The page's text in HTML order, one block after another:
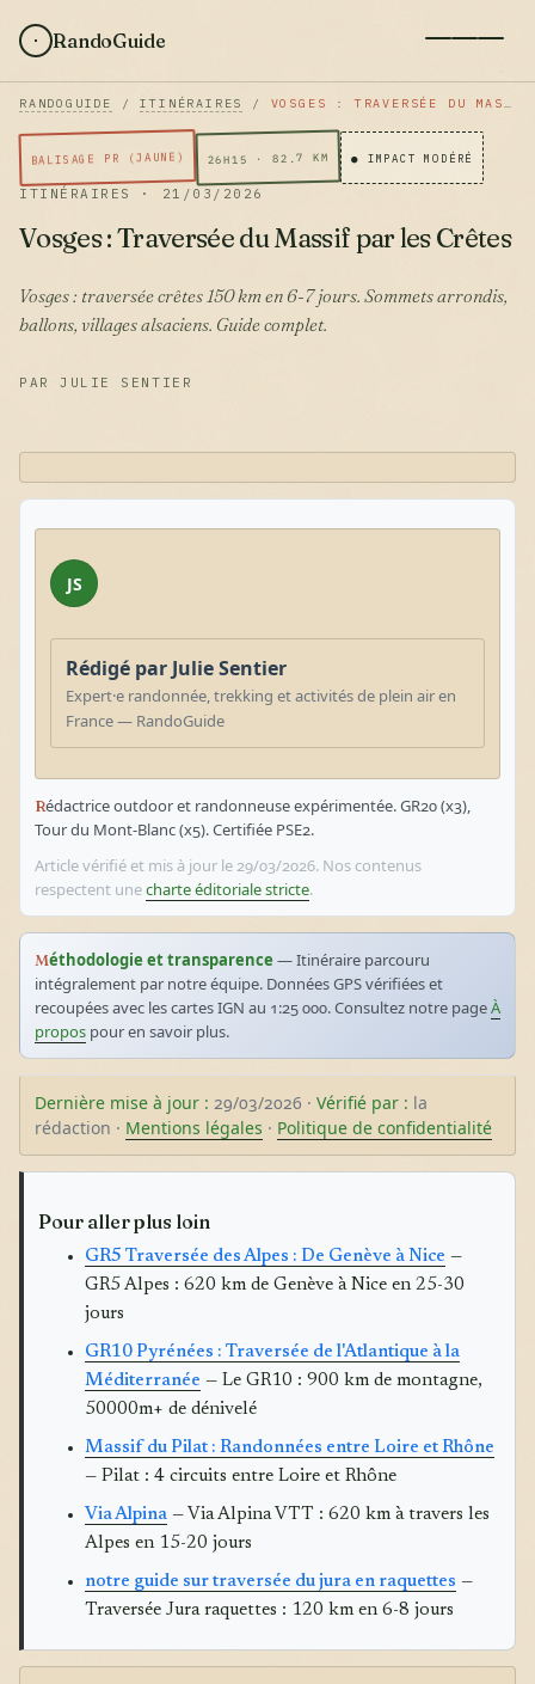
RandoGuide
RANDOGUIDE /ITINÉRAIRES / VOSGES : TRAVERSÉE DU MASSIF PAR LES CRÊTES
BALISAGE PR (JAUNE) 26H15 · 82.7 KM ● IMPACT MODÉRÉ
ITINÉRAIRES · 21/03/2026
Vosges : Traversée du Massif par les Crêtes
Vosges : traversée crêtes 150 km en 6-7 jours. Sommets arrondis,
ballons, villages alsaciens. Guide complet.
PAR JULIE SENTIER
JS
Rédigé par Julie Sentier
Expert·e randonnée, trekking et activités de plein air en
France — RandoGuide
Rédactrice outdoor et randonneuse expérimentée. GR20 (x3),
Tour du Mont-Blanc (x5). Certifiée PSE2.
Article vérifié et mis à jour le 29/03/2026. Nos contenus
respectent unecharte éditoriale stricte.
Méthodologie et transparence — Itinéraire parcouru
intégralement par notre équipe. Données GPS vérifiées et
recoupées avec les cartes IGN au 1:25 000. Consultez notre pageÀ
propos pour en savoir plus.
Dernière mise à jour : 29/03/2026 · Vérifié par : la
rédaction · Mentions légales · Politique de confidentialité
Pour aller plus loin
GR5 Traversée des Alpes : De Genève à Nice —
GR5 Alpes : 620 km de Genève à Nice en 25-30
jours
GR10 Pyrénées : Traversée de l'Atlantique à la
Méditerranée — Le GR10 : 900 km de montagne,
50000m+ de dénivelé
Massif du Pilat : Randonnées entre Loire et Rhône
— Pilat : 4 circuits entre Loire et Rhône
Via Alpina — Via Alpina VTT : 620 km à travers les
Alpes en 15-20 jours
notre guide sur traversée du jura en raquettes —
Traversée Jura raquettes : 120 km en 6-8 jours